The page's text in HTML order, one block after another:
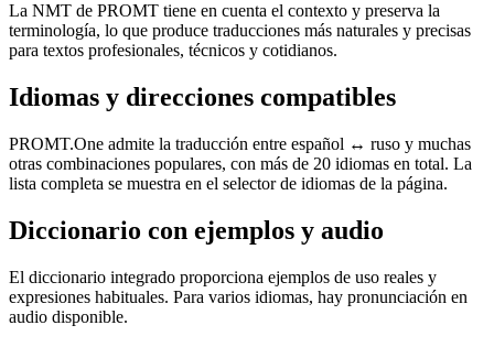
La NMT de PROMT tiene en cuenta el contexto y preserva la
terminología, lo que produce traducciones más naturales y precisas
para textos profesionales, técnicos y cotidianos.
Idiomas y direcciones compatibles
PROMT.One admite la traducción entre español ↔ ruso y muchas
otras combinaciones populares, con más de 20 idiomas en total. La
lista completa se muestra en el selector de idiomas de la página.
Diccionario con ejemplos y audio
El diccionario integrado proporciona ejemplos de uso reales y
expresiones habituales. Para varios idiomas, hay pronunciación en
audio disponible.